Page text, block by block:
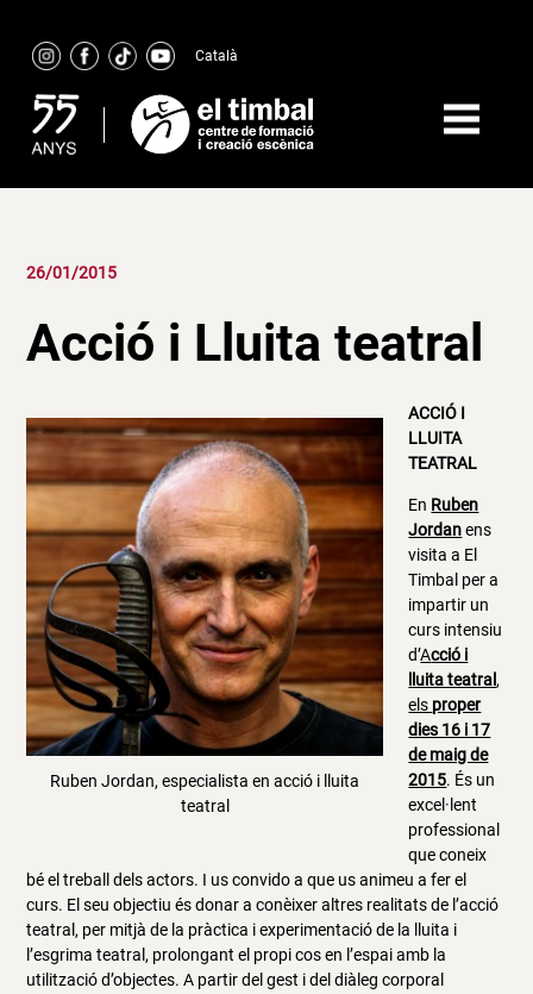
content
Català
26/01/2015
Acció i Lluita teatral
Ruben Jordan, especialista en acció i lluita
teatral
ACCIÓ I
LLUITA
TEATRAL
En Ruben
Jordanens
visita a El
Timbal per a
impartir un
curs intensiu
d’Acció i
lluita teatral ,
els proper
dies 16 i 17
de maig de
2015. És un
excel·lent
professional
que coneix
bé el treball dels actors. I us convido a que us animeu a fer el
curs. El seu objectiu és donar a conèixer altres realitats de l’acció
teatral, per mitjà de la pràctica i experimentació de la lluita i
l’esgrima teatral, prolongant el propi cos en l’espai amb la
utilització d’objectes. A partir del gest i del diàleg corporal